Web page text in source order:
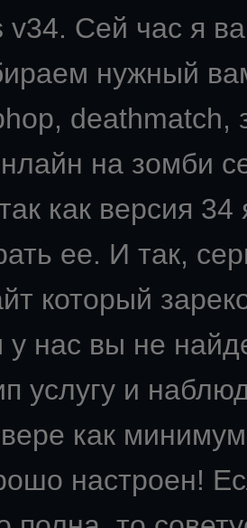
v34. Сей час я
нужный
deathmatch,
на зомби
как версия
ее. И так,
который
нас вы не
услугу и
как
настроен!